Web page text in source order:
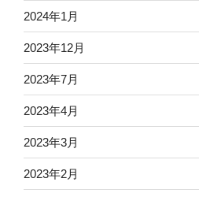
2024年1月
2023年12月
2023年7月
2023年4月
2023年3月
2023年2月